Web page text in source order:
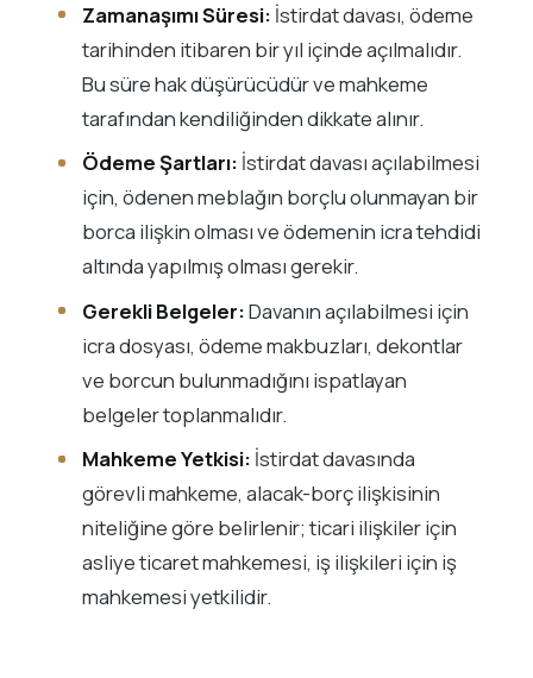
Zamanaşımı Süresi: İstirdat davası, ödeme
tarihinden itibaren bir yıl içinde açılmalıdır.
Bu süre hak düşürücüdür ve mahkeme
tarafından kendiliğinden dikkate alınır.
Ödeme Şartları: İstirdat davası açılabilmesi
için, ödenen meblağın borçlu olunmayan bir
borca ilişkin olması ve ödemenin icra tehdidi
altında yapılmış olması gerekir.
Gerekli Belgeler:Davanın açılabilmesi için
icra dosyası, ödeme makbuzları, dekontlar
ve borcun bulunmadığını ispatlayan
belgeler toplanmalıdır.
Mahkeme Yetkisi: İstirdat davasında
görevli mahkeme, alacak-borç ilişkisinin
niteliğine göre belirlenir; ticari ilişkiler için
asliye ticaret mahkemesi, iş ilişkileri için iş
mahkemesi yetkilidir.